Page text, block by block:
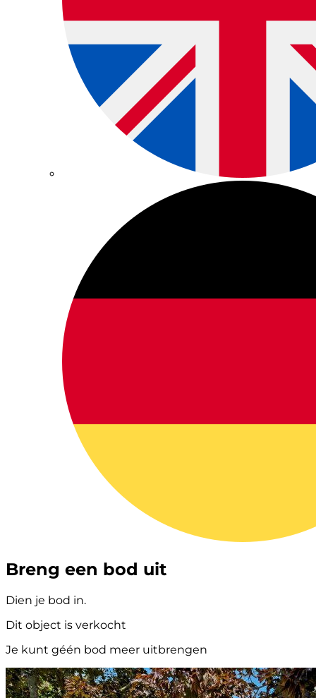
Breng een bod uit
Dien je bod in.
Dit object is verkocht
Je kunt géén bod meer uitbrengen